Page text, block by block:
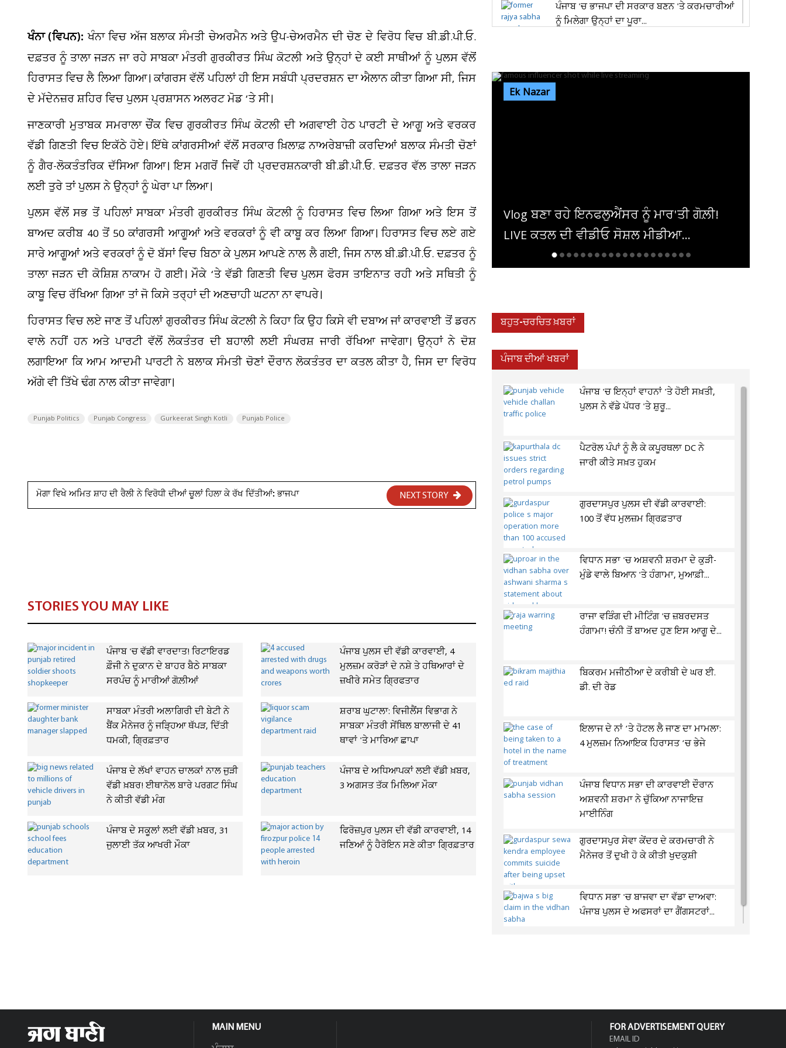
ਖੰਨਾ (ਵਿਪਨ): ਖੰਨਾ ਵਿਚ ਅੱਜ ਬਲਾਕ ਸੰਮਤੀ ਚੇਅਰਮੈਨ ਅਤੇ ਉਪ-ਚੇਅਰਮੈਨ ਦੀ ਚੋਣ ਦੇ ਵਿਰੋਧ ਵਿਚ ਬੀ.ਡੀ.ਪੀ.ਓ.
ਦਫ਼ਤਰ ਨੂੰ ਤਾਲਾ ਜੜਨ ਜਾ ਰਹੇ ਸਾਬਕਾ ਮੰਤਰੀ ਗੁਰਕੀਰਤ ਸਿੰਘ ਕੋਟਲੀ ਅਤੇ ਉਨ੍ਹਾਂ ਦੇ ਕਈ ਸਾਥੀਆਂ ਨੂੰ ਪੁਲਸ ਵੱਲੋਂ
ਹਿਰਾਸਤ ਵਿਚ ਲੈ ਲਿਆ ਗਿਆ। ਕਾਂਗਰਸ ਵੱਲੋਂ ਪਹਿਲਾਂ ਹੀ ਇਸ ਸਬੰਧੀ ਪ੍ਰਦਰਸ਼ਨ ਦਾ ਐਲਾਨ ਕੀਤਾ ਗਿਆ ਸੀ, ਜਿਸ
ਦੇ ਮੱਦੇਨਜ਼ਰ ਸ਼ਹਿਰ ਵਿਚ ਪੁਲਸ ਪ੍ਰਸ਼ਾਸਨ ਅਲਰਟ ਮੋਡ ‘ਤੇ ਸੀ।
ਜਾਣਕਾਰੀ ਮੁਤਾਬਕ ਸਮਰਾਲਾ ਚੌਂਕ ਵਿਚ ਗੁਰਕੀਰਤ ਸਿੰਘ ਕੋਟਲੀ ਦੀ ਅਗਵਾਈ ਹੇਠ ਪਾਰਟੀ ਦੇ ਆਗੂ ਅਤੇ ਵਰਕਰ
ਵੱਡੀ ਗਿਣਤੀ ਵਿਚ ਇਕੱਠੇ ਹੋਏ। ਇੱਥੇ ਕਾਂਗਰਸੀਆਂ ਵੱਲੋਂ ਸਰਕਾਰ ਖ਼ਿਲਾਫ਼ ਨਾਅਰੇਬਾਜ਼ੀ ਕਰਦਿਆਂ ਬਲਾਕ ਸੰਮਤੀ ਚੋਣਾਂ
ਨੂੰ ਗੈਰ-ਲੋਕਤੰਤਰਿਕ ਦੱਸਿਆ ਗਿਆ। ਇਸ ਮਗਰੋਂ ਜਿਵੇਂ ਹੀ ਪ੍ਰਦਰਸ਼ਨਕਾਰੀ ਬੀ.ਡੀ.ਪੀ.ਓ. ਦਫ਼ਤਰ ਵੱਲ ਤਾਲਾ ਜੜਨ
ਲਈ ਤੁਰੇ ਤਾਂ ਪੁਲਸ ਨੇ ਉਨ੍ਹਾਂ ਨੂੰ ਘੇਰਾ ਪਾ ਲਿਆ।
ਪੁਲਸ ਵੱਲੋਂ ਸਭ ਤੋਂ ਪਹਿਲਾਂ ਸਾਬਕਾ ਮੰਤਰੀ ਗੁਰਕੀਰਤ ਸਿੰਘ ਕੋਟਲੀ ਨੂੰ ਹਿਰਾਸਤ ਵਿਚ ਲਿਆ ਗਿਆ ਅਤੇ ਇਸ ਤੋਂ
ਬਾਅਦ ਕਰੀਬ 40 ਤੋਂ 50 ਕਾਂਗਰਸੀ ਆਗੂਆਂ ਅਤੇ ਵਰਕਰਾਂ ਨੂੰ ਵੀ ਕਾਬੂ ਕਰ ਲਿਆ ਗਿਆ। ਹਿਰਾਸਤ ਵਿਚ ਲਏ ਗਏ
ਸਾਰੇ ਆਗੂਆਂ ਅਤੇ ਵਰਕਰਾਂ ਨੂੰ ਦੋ ਬੱਸਾਂ ਵਿਚ ਬਿਠਾ ਕੇ ਪੁਲਸ ਆਪਣੇ ਨਾਲ ਲੈ ਗਈ, ਜਿਸ ਨਾਲ ਬੀ.ਡੀ.ਪੀ.ਓ. ਦਫ਼ਤਰ ਨੂੰ
ਤਾਲਾ ਜੜਨ ਦੀ ਕੋਸ਼ਿਸ਼ ਨਾਕਾਮ ਹੋ ਗਈ। ਮੌਕੇ ‘ਤੇ ਵੱਡੀ ਗਿਣਤੀ ਵਿਚ ਪੁਲਸ ਫੋਰਸ ਤਾਇਨਾਤ ਰਹੀ ਅਤੇ ਸਥਿਤੀ ਨੂੰ
ਕਾਬੂ ਵਿਚ ਰੱਖਿਆ ਗਿਆ ਤਾਂ ਜੋ ਕਿਸੇ ਤਰ੍ਹਾਂ ਦੀ ਅਣਚਾਹੀ ਘਟਨਾ ਨਾ ਵਾਪਰੇ।
ਹਿਰਾਸਤ ਵਿਚ ਲਏ ਜਾਣ ਤੋਂ ਪਹਿਲਾਂ ਗੁਰਕੀਰਤ ਸਿੰਘ ਕੋਟਲੀ ਨੇ ਕਿਹਾ ਕਿ ਉਹ ਕਿਸੇ ਵੀ ਦਬਾਅ ਜਾਂ ਕਾਰਵਾਈ ਤੋਂ ਡਰਨ
ਵਾਲੇ ਨਹੀਂ ਹਨ ਅਤੇ ਪਾਰਟੀ ਵੱਲੋਂ ਲੋਕਤੰਤਰ ਦੀ ਬਹਾਲੀ ਲਈ ਸੰਘਰਸ਼ ਜਾਰੀ ਰੱਖਿਆ ਜਾਵੇਗਾ। ਉਨ੍ਹਾਂ ਨੇ ਦੋਸ਼
ਲਗਾਇਆ ਕਿ ਆਮ ਆਦਮੀ ਪਾਰਟੀ ਨੇ ਬਲਾਕ ਸੰਮਤੀ ਚੋਣਾਂ ਦੌਰਾਨ ਲੋਕਤੰਤਰ ਦਾ ਕਤਲ ਕੀਤਾ ਹੈ, ਜਿਸ ਦਾ ਵਿਰੋਧ
ਅੱਗੇ ਵੀ ਤਿੱਖੇ ਢੰਗ ਨਾਲ ਕੀਤਾ ਜਾਵੇਗਾ।
Punjab Politics Punjab Congress Gurkeerat Singh Kotli Punjab Police
ਮੋਗਾ ਵਿਖੇ ਅਮਿਤ ਸ਼ਾਹ ਦੀ ਰੈਲੀ ਨੇ ਵਿਰੋਧੀ ਦੀਆਂ ਚੂਲਾਂ ਹਿਲਾ ਕੇ ਰੱਖ ਦਿੱਤੀਆਂ: ਭਾਜਪਾ NEXT STORY
STORIES YOU MAY LIKE
ਪੰਜਾਬ 'ਚ ਵੱਡੀ ਵਾਰਦਾਤ! ਰਿਟਾਇਰਡ
ਫ਼ੌਜੀ ਨੇ ਦੁਕਾਨ ਦੇ ਬਾਹਰ ਬੈਠੇ ਸਾਬਕਾ
ਸਰਪੰਚ ਨੂੰ ਮਾਰੀਆਂ ਗੋਲ਼ੀਆਂ
ਪੰਜਾਬ ਪੁਲਸ ਦੀ ਵੱਡੀ ਕਾਰਵਾਈ, 4
ਮੁਲਜ਼ਮ ਕਰੋੜਾਂ ਦੇ ਨਸ਼ੇ ਤੇ ਹਥਿਆਰਾਂ ਦੇ
ਜ਼ਖੀਰੇ ਸਮੇਤ ਗ੍ਰਿਫਤਾਰ
ਸਾਬਕਾ ਮੰਤਰੀ ਅਲਾਗਿਰੀ ਦੀ ਬੇਟੀ ਨੇ
ਬੈਂਕ ਮੈਨੇਜਰ ਨੂੰ ਜੜ੍ਹਿਆ ਥੱਪੜ, ਦਿੱਤੀ
ਧਮਕੀ, ਗ੍ਰਿਫ਼ਤਾਰ
ਸ਼ਰਾਬ ਘੁਟਾਲਾ: ਵਿਜੀਲੈਂਸ ਵਿਭਾਗ ਨੇ
ਸਾਬਕਾ ਮੰਤਰੀ ਸੇਂਥਿਲ ਬਾਲਾਜੀ ਦੇ 41
ਥਾਵਾਂ 'ਤੇ ਮਾਰਿਆ ਛਾਪਾ
ਪੰਜਾਬ ਦੇ ਲੱਖਾਂ ਵਾਹਨ ਚਾਲਕਾਂ ਨਾਲ ਜੁੜੀ
ਵੱਡੀ ਖ਼ਬਰ! ਈਥਾਨੋਲ ਬਾਰੇ ਪਰਗਟ ਸਿੰਘ
ਨੇ ਕੀਤੀ ਵੱਡੀ ਮੰਗ
ਪੰਜਾਬ ਦੇ ਅਧਿਆਪਕਾਂ ਲਈ ਵੱਡੀ ਖ਼ਬਰ,
3 ਅਗਸਤ ਤੱਕ ਮਿਲਿਆ ਮੌਕਾ
ਪੰਜਾਬ ਦੇ ਸਕੂਲਾਂ ਲਈ ਵੱਡੀ ਖ਼ਬਰ, 31
ਜੁਲਾਈ ਤੱਕ ਆਖਰੀ ਮੌਕਾ
ਫਿਰੋਜ਼ਪੁਰ ਪੁਲਸ ਦੀ ਵੱਡੀ ਕਾਰਵਾਈ, 14
ਜਣਿਆਂ ਨੂੰ ਹੈਰੋਇਨ ਸਣੇ ਕੀਤਾ ਗ੍ਰਿਫ਼ਤਾਰ
ਪੰਜਾਬ 'ਚ ਭਾਜਪਾ ਦੀ ਸਰਕਾਰ ਬਣਨ 'ਤੇ ਕਰਮਚਾਰੀਆਂ
ਨੂੰ ਮਿਲੇਗਾ ਉਨ੍ਹਾਂ ਦਾ ਪੂਰਾ...
Ek Nazar
Vlog ਬਣਾ ਰਹੇ ਇਨਫਲੁਐਂਸਰ ਨੂੰ ਮਾਰ'ਤੀ ਗੋਲ਼ੀ!
LIVE ਕਤਲ ਦੀ ਵੀਡੀਓ ਸੋਸ਼ਲ ਮੀਡੀਆ...
ਅਦਾਕਾਰਾ ਜੀਆ ਸ਼ੰਕਰ ਨੇ ਕਰਵਾਈ ਮੰਗਣੀ,
ਸਾਂਝੀਆਂ ਕੀਤੀਆਂ ਖੂਬਸੂਰਤ ਤਸਵੀਰਾਂ
ਬਹੁਤ-ਚਰਚਿਤ ਖ਼ਬਰਾਂ
ਪੰਜਾਬ ਦੀਆਂ ਖਬਰਾਂ
ਪੰਜਾਬ 'ਚ ਇਨ੍ਹਾਂ ਵਾਹਨਾਂ 'ਤੇ ਹੋਈ ਸਖ਼ਤੀ,
ਪੁਲਸ ਨੇ ਵੱਡੇ ਪੱਧਰ 'ਤੇ ਸ਼ੁਰੂ...
ਪੈਟਰੋਲ ਪੰਪਾਂ ਨੂੰ ਲੈ ਕੇ ਕਪੂਰਥਲਾ DC ਨੇ
ਜਾਰੀ ਕੀਤੇ ਸਖ਼ਤ ਹੁਕਮ
ਗੁਰਦਾਸਪੁਰ ਪੁਲਸ ਦੀ ਵੱਡੀ ਕਾਰਵਾਈ:
100 ਤੋਂ ਵੱਧ ਮੁਲਜ਼ਮ ਗ੍ਰਿਫ਼ਤਾਰ
ਵਿਧਾਨ ਸਭਾ 'ਚ ਅਸ਼ਵਨੀ ਸ਼ਰਮਾ ਦੇ ਕੁੜੀ-
ਮੁੰਡੇ ਵਾਲੇ ਬਿਆਨ 'ਤੇ ਹੰਗਾਮਾ, ਮੁਆਫ਼ੀ...
ਰਾਜਾ ਵੜਿੰਗ ਦੀ ਮੀਟਿੰਗ 'ਚ ਜ਼ਬਰਦਸਤ
ਹੰਗਾਮਾ! ਚੰਨੀ ਤੋਂ ਬਾਅਦ ਹੁਣ ਇਸ ਆਗੂ ਦੇ...
ਬਿਕਰਮ ਮਜੀਠੀਆ ਦੇ ਕਰੀਬੀ ਦੇ ਘਰ ਈ.
ਡੀ. ਦੀ ਰੇਡ
ਇਲਾਜ ਦੇ ਨਾਂ ’ਤੇ ਹੋਟਲ ਲੈ ਜਾਣ ਦਾ ਮਾਮਲਾ:
4 ਮੁਲਜ਼ਮ ਨਿਆਇਕ ਹਿਰਾਸਤ ’ਚ ਭੇਜੇ
ਪੰਜਾਬ ਵਿਧਾਨ ਸਭਾ ਦੀ ਕਾਰਵਾਈ ਦੌਰਾਨ
ਅਸ਼ਵਨੀ ਸ਼ਰਮਾ ਨੇ ਚੁੱਕਿਆ ਨਾਜਾਇਜ਼
ਮਾਈਨਿੰਗ
ਗੁਰਦਾਸਪੁਰ ਸੇਵਾ ਕੇਂਦਰ ਦੇ ਕਰਮਚਾਰੀ ਨੇ
ਮੈਨੇਜਰ ਤੋਂ ਦੁਖੀ ਹੋ ਕੇ ਕੀਤੀ ਖੁਦਕੁਸ਼ੀ
ਵਿਧਾਨ ਸਭਾ 'ਚ ਬਾਜਵਾ ਦਾ ਵੱਡਾ ਦਾਅਵਾ:
ਪੰਜਾਬ ਪੁਲਸ ਦੇ ਅਫਸਰਾਂ ਦਾ ਗੈਂਗਸਟਰਾਂ...
MAIN MENU FOR ADVERTISEMENT QUERY
EMAIL ID